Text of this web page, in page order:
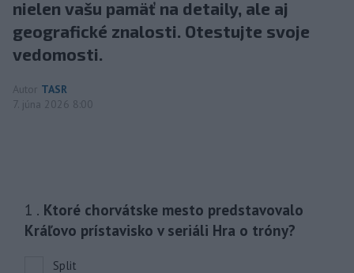
nielen vašu pamäť na detaily, ale aj
geografické znalosti. Otestujte svoje
vedomosti.
Autor TASR
7. júna 2026 8:00